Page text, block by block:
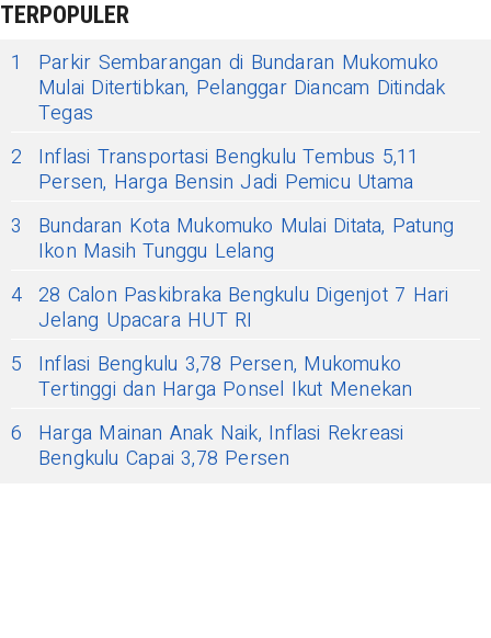
TERPOPULER
1
Parkir Sembarangan di Bundaran Mukomuko
Mulai Ditertibkan, Pelanggar Diancam Ditindak
Tegas
2
Inflasi Transportasi Bengkulu Tembus 5,11
Persen, Harga Bensin Jadi Pemicu Utama
3
Bundaran Kota Mukomuko Mulai Ditata, Patung
Ikon Masih Tunggu Lelang
4 28 Calon Paskibraka Bengkulu Digenjot 7 Hari
Jelang Upacara HUT RI
5
Inflasi Bengkulu 3,78 Persen, Mukomuko
Tertinggi dan Harga Ponsel Ikut Menekan
6
Harga Mainan Anak Naik, Inflasi Rekreasi
Bengkulu Capai 3,78 Persen